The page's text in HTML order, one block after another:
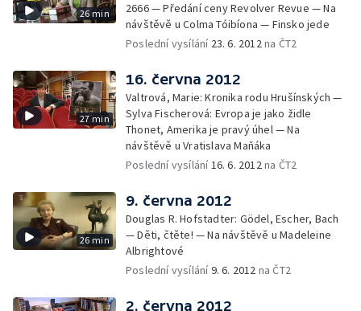
26 min
2666 — Předání ceny Revolver Revue — Na
návštěvě u Colma Tóibíona — Finsko jede
Poslední vysílání 23. 6. 2012na ČT2
27 min
16. června 2012
Valtrová, Marie: Kronika rodu Hrušínských —
Sylva Fischerová: Evropa je jako židle
Thonet, Amerika je pravý úhel — Na
návštěvě u Vratislava Maňáka
Poslední vysílání16. 6. 2012na ČT2
26 min
9. června 2012
Douglas R. Hofstadter: Gödel, Escher, Bach
— Děti, čtěte! — Na návštěvě u Madeleine
Albrightové
Poslední vysílání9. 6. 2012 na ČT2
2. června 2012